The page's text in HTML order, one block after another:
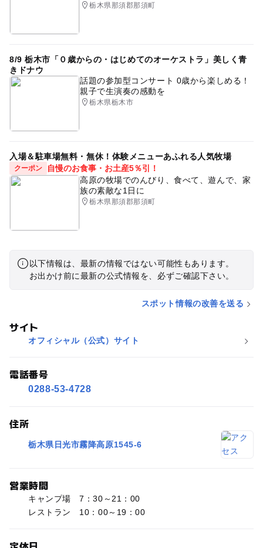
栃木県那須郡那須町
8/9 栃木市「０歳からの・はじめてのオーケストラ」美しく青
きドナウ
話題の参加型コンサート 0歳から楽しめる！
親子で生演奏の感動を
栃木県栃木市
入場＆駐車場無料・無休！体験メニューあふれる人気牧場
クーポン
自慢のお食事・お土産5％引！
高原の牧場でのんびり、食べて、遊んで、家
族の素敵な1日に
栃木県那須郡那須町
以下情報は、最新の情報ではない可能性もあります。
お出かけ前に最新の公式情報を、必ずご確認下さい。
スポット情報の改善を送る
サイト
オフィシャル（公式）サイト
電話番号
0288-53-4728
住所
栃木県日光市霧降高原1545-6
営業時間
キャンプ場 7：30～21：00
レストラン 10：00～19：00